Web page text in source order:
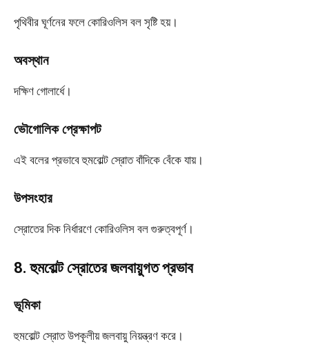
পৃথিবীর ঘূর্ণনের ফলে কোরিওলিস বল সৃষ্টি হয়।
অবস্থান
দক্ষিণ গোলার্ধে।
ভৌগোলিক প্রেক্ষাপট
এই বলের প্রভাবে হুমবোল্ট স্রোত বাঁদিকে বেঁকে যায়।
উপসংহার
স্রোতের দিক নির্ধারণে কোরিওলিস বল গুরুত্বপূর্ণ।
8. হুমবোল্ট স্রোতের জলবায়ুগত প্রভাব
ভূমিকা
হুমবোল্ট স্রোত উপকূলীয় জলবায়ু নিয়ন্ত্রণ করে।